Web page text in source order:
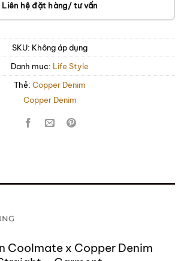
Liên hệ đặt hàng/ tư vấn
SKU: Không áp dụng
Danh mục: Life Style
Thẻ: Copper Denim
Copper Denim
Coolmate x Copper Denim